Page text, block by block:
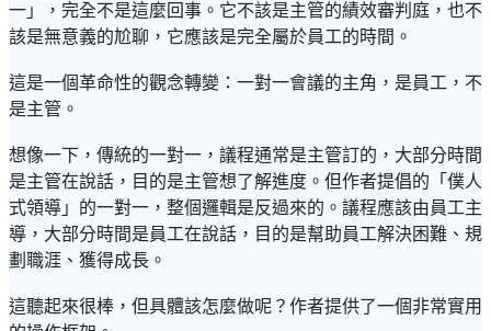
一」，完全不是這麼回事。它不該是主管的績效審判庭，也不
該是無意義的尬聊，它應該是完全屬於員工的時間。
這是一個革命性的觀念轉變：一對一會議的主角，是員工，不
是主管。
想像一下，傳統的一對一，議程通常是主管訂的，大部分時間
是主管在說話，目的是主管想了解進度。但作者提倡的「僕人
式領導」的一對一，整個邏輯是反過來的。議程應該由員工主
導，大部分時間是員工在說話，目的是幫助員工解決困難、規
劃職涯、獲得成長。
這聽起來很棒，但具體該怎麼做呢？作者提供了一個非常實用